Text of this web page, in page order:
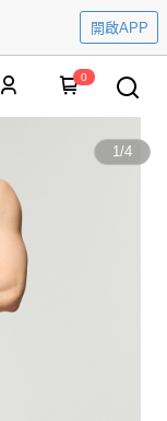
開啟APP
0
1/4